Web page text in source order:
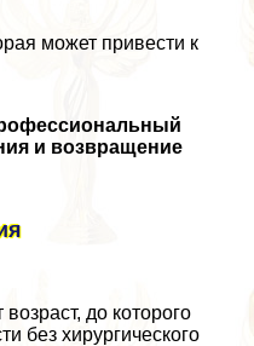
может привести к
и возвращение
до которого
без хирургического